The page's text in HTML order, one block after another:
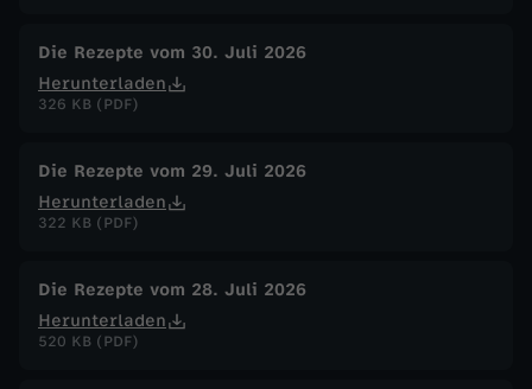
A
f
e
l
k
Die Rezepte vom 30. Juli 2026
Herunterladen
326 KB (PDF)
Die Rezepte vom 29. Juli 2026
Herunterladen
322 KB (PDF)
Die Rezepte vom 28. Juli 2026
Herunterladen
520 KB (PDF)